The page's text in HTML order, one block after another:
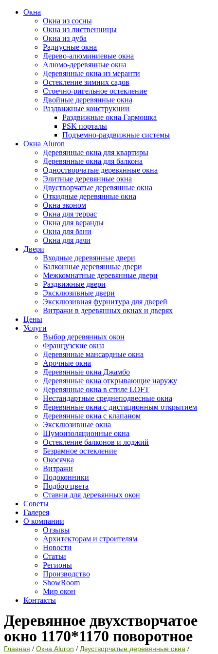
Окна
Окна из сосны
Окна из лиственницы
Окна из дуба
Радиусные окна
Дерево-алюминиевые окна
Алюмо-деревянные окна
Деревянные окна из меранти
Остекление зимних садов
Стоечно-ригельное остекление
Двойные деревянные окна
Раздвижные конструкции
Раздвижные окна Гармошка
PSK порталы
Подъемно-раздвижные системы
Окна Aluron
Деревянные окна для квартиры
Деревянные окна для балкона
Одностворчатые деревянные окна
Элитные деревянные окна
Двустворчатые деревянные окна
Откидные деревянные окна
Окна эконом
Окна для террас
Окна для веранды
Окна для бани
Окна для дачи
Двери
Входные деревянные двери
Балконные деревянные двери
Межкомнатные деревянные двери
Раздвижные двери
Эксклюзивные двери
Эксклюзивная фурнитура для дверей
Витражи в деревянных окнах и дверях
Цены
Услуги
Выбор деревянных окон
Французские окна
Деревянные мансардные окна
Арочные окна
Деревянные окна Джамбо
Деревянные окна открывающие наружу
Деревянные окна в стиле LOFT
Нестандартные среднеподвесные окна
Деревянные окна с дистационным открытием
Деревянные окна с клапаном
Эксклюзивные окна
Шумоизоляционные окна
Остекление балконов и лоджий
Безрамное остекление
Окосячка
Витражи
Подоконники
Подбор цвета
Ставни для деревянных окон
Советы
Галерея
О компании
Отзывы
Архитекторам и строителям
Новости
Статьи
Регионы
Производство
ShowRoom
Мир окон
Контакты
Деревянное двухстворчатое
окно 1170*1170 поворотное
Главная / Окна Aluron / Двустворчатые деревянные окна /